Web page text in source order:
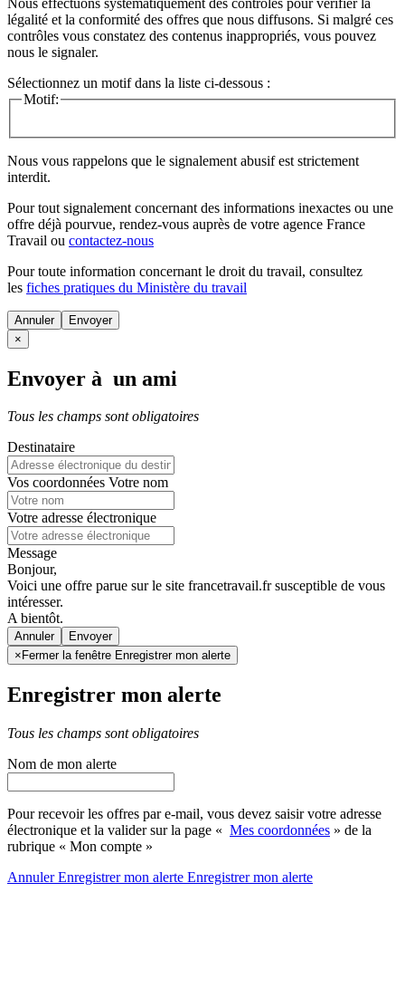
Nous effectuons systématiquement des contrôles pour vérifier la
légalité et la conformité des offres que nous diffusons. Si malgré ces
contrôles vous constatez des contenus inappropriés, vous pouvez
nous le signaler.
Sélectionnez un motif dans la liste ci-dessous :
Motif:
Nous vous rappelons que le signalement abusif est strictement
interdit.
Pour tout signalement concernant des informations inexactes ou une
offre déjà pourvue, rendez-vous auprès de votre agence France
Travail ou contactez-nous
Pour toute information concernant le droit du travail, consultez
les fiches pratiques du Ministère du travail
Annuler
×
Envoyer à un ami
Tous les champs sont obligatoires
Destinataire
Vos coordonnées Votre nom
Votre adresse électronique
Message
Bonjour,
Voici une offre parue sur le site francetravail.fr susceptible de vous
intéresser.
A bientôt.
Annuler
× Fermer la fenêtre Enregistrer mon alerte
Enregistrer mon alerte
Tous les champs sont obligatoires
Nom de mon alerte
Pour recevoir les offres par e-mail, vous devez saisir votre adresse
électronique et la valider sur la page « Mes coordonnées » de la
rubrique « Mon compte »
AnnulerEnregistrer mon alerte Enregistrermon alerte